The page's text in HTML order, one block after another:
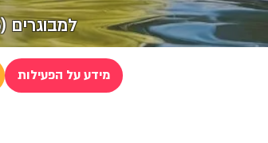
למבוגרים (16+)
מידע על הפעילות